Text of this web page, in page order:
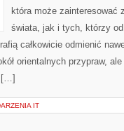
która może zainteresować
świata, jak i tych, którzy
całkowicie odmienić
orientalnych przypraw,
[…]
IT